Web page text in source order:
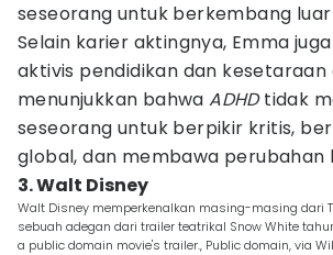
seseorang untuk berkembang luar
Selain karier aktingnya, Emma
aktivis pendidikan dan kesetaraan
menunjukkan bahwaADHDtidak
seseorang untuk berpikir kritis,
global, dan membawa perubahan
3. Walt Disney
Walt Disney memperkenalkan masing-masing dari
sebuah adegan dari trailer teatrikal Snow White
a public domain movie's trailer., Public domain, via